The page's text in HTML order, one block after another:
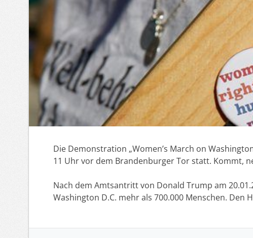
Die Demonstration „Women’s March on
11 Uhr vor dem Brandenburger Tor statt. Kommt,
Nach dem Amtsantritt von Donald Trump am
Washington D.C. mehr als 700.000 Menschen. Den